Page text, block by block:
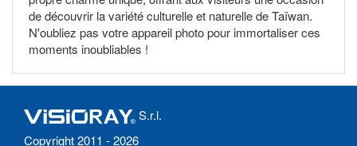
de découvrir la variété culturelle et naturelle de Taïwan.
N'oubliez pas votre appareil photo pour immortaliser ces
moments inoubliables !
S.r.l.
Copyright 2011 - 2026